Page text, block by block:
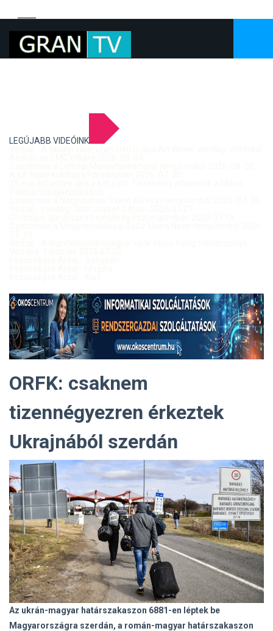
LEGÚJABB VIDEÓINK
ORFK: csaknem
tizennégyezren érkeztek
Ukrajnából szerdán
Az ukrán-magyar határszakaszon 6881-en léptek be
Magyarországra szerdán, a román-magyar határszakaszon